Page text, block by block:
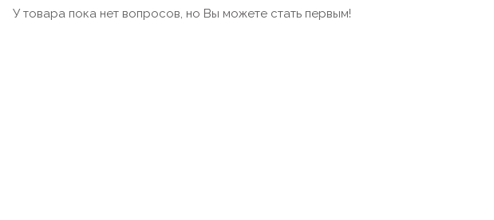
У товара пока нет вопросов, но Вы можете стать первым!